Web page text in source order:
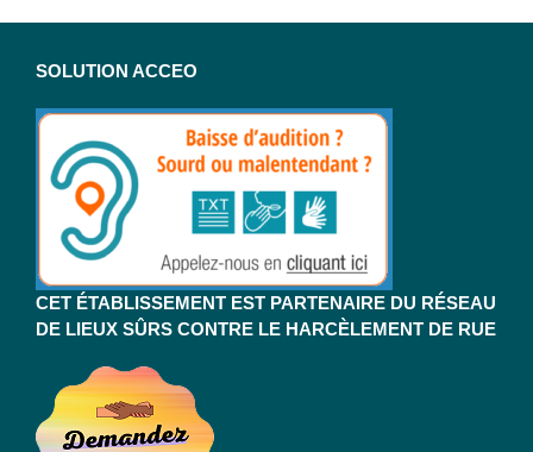
SOLUTION ACCEO
CET ÉTABLISSEMENT EST PARTENAIRE DU RÉSEAU
DE LIEUX SÛRS CONTRE LE HARCÈLEMENT DE RUE